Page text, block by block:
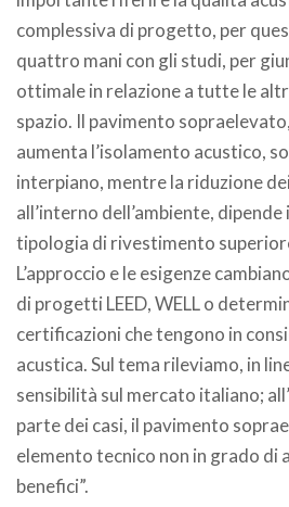
complessiva di progetto, per
quattro mani con gli studi, per
ottimale in relazione a tutte le
spazio. Il pavimento
aumenta l’isolamento acustico,
interpiano, mentre la riduzione
all’interno dell’ambiente,
tipologia di rivestimento
L’approccio e le esigenze
di progetti LEED, WELL o
certificazioni che tengono in
acustica. Sul tema rileviamo, in
sensibilità sul mercato italiano;
parte dei casi, il pavimento
elemento tecnico non in grado
benefici”.